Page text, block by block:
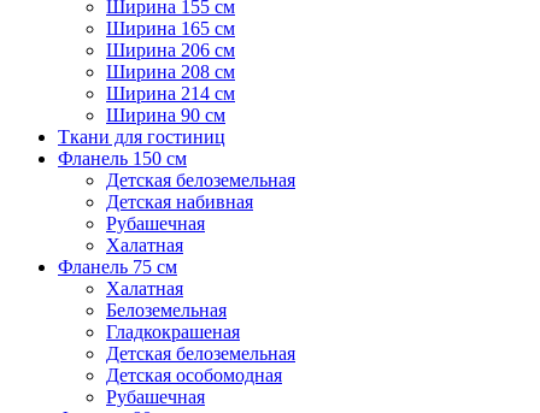
Ширина 155 см
Ширина 165 см
Ширина 206 см
Ширина 208 см
Ширина 214 см
Ширина 90 см
Ткани для гостиниц
Фланель 150 см
Детская белоземельная
Детская набивная
Рубашечная
Халатная
Фланель 75 см
Халатная
Белоземельная
Гладкокрашеная
Детская белоземельная
Детская особомодная
Рубашечная